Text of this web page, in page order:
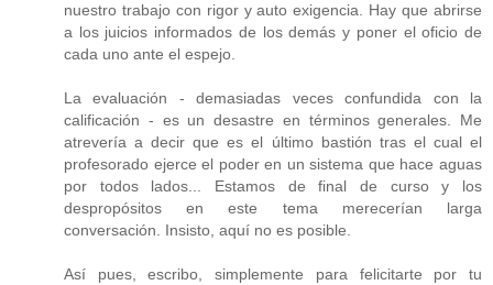
nuestro trabajo con rigor y auto exigencia. Hay que abrirse
a los juicios informados de los demás y poner el oficio de
cada uno ante el espejo.
La evaluación - demasiadas veces confundida con la
calificación - es un desastre en términos generales. Me
atrevería a decir que es el último bastión tras el cual el
profesorado ejerce el poder en un sistema que hace aguas
por todos lados... Estamos de final de curso y los
despropósitos en este tema merecerían larga
conversación. Insisto, aquí no es posible.
Así pues, escribo, simplemente para felicitarte por tu